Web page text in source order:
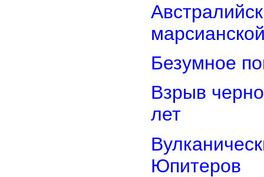
Безумное
Взрыв
лет
Юпитеров